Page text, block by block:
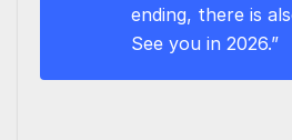
ending, there is
See you in 2026.”